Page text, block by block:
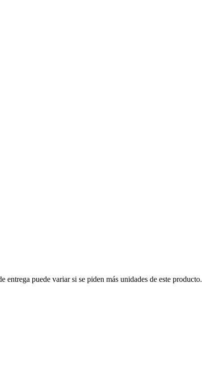
entrega puede variar si se piden más unidades de este producto.